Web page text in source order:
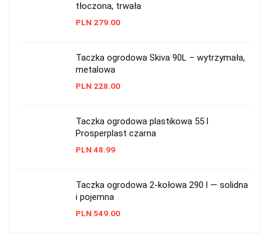
tłoczona, trwała
PLN 279.00
Taczka ogrodowa Skiva 90L – wytrzymała,
metalowa
PLN 228.00
Taczka ogrodowa plastikowa 55 l
Prosperplast czarna
PLN 48.99
Taczka ogrodowa 2-kołowa 290 l — solidna
i pojemna
PLN 549.00